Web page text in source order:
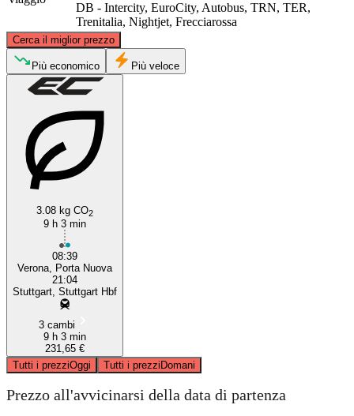
DB - Intercity, EuroCity, Autobus, TRN, TER,
Trenitalia, Nightjet, Frecciarossa
Cerca il miglior prezzo
Stuttgart
©CARTO, ©OpenStreetMap
Più economico Più veloce
3.08 kg CO2
9 h 3 min
08:39
Verona, Porta Nuova
21:04
Stuttgart, Stuttgart Hbf
3 cambi
9 h 3 min
231,65 €
Tutti i prezziOggi Tutti i prezziDomani
Prezzo all'avvicinarsi della data di partenza